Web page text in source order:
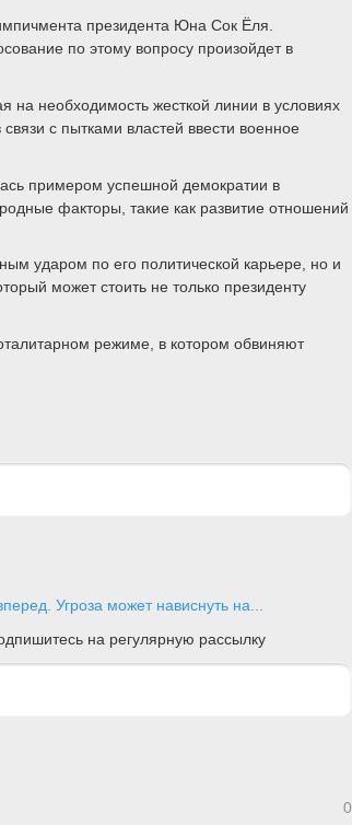
президента Юна Сок Ёля.
по этому вопросу произойдет в
на необходимость жесткой линии в условиях
с пытками властей ввести военное
примером успешной демократии в
факторы, такие как развитие отношений
ударом по его политической карьере, но и
может стоить не только президенту
режиме, в котором обвиняют
Угроза может нависнуть на...
на регулярную рассылку
0